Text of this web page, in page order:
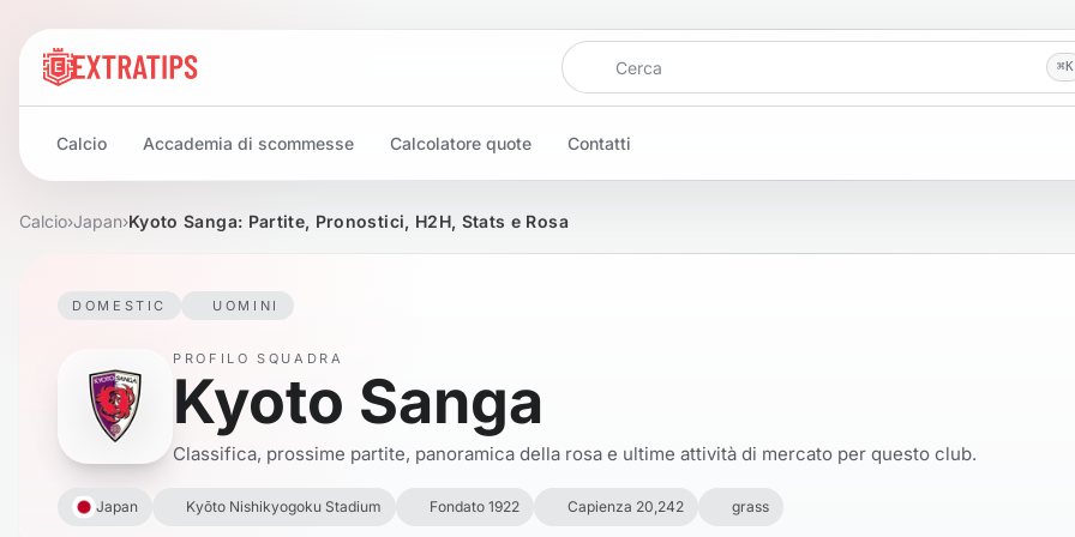
Cerca
⌘K
Calcio Accademia di scommesse Calcolatore quote Contatti
Calcio›Japan›Kyoto Sanga: Partite, Pronostici, H2H, Stats e Rosa
DOMESTIC UOMINI
PROFILO SQUADRA
Kyoto Sanga
Classifica, prossime partite, panoramica della rosa e ultime attività di mercato per questo club.
Japan Kyōto Nishikyogoku Stadium Fondato 1922 Capienza 20,242 grass